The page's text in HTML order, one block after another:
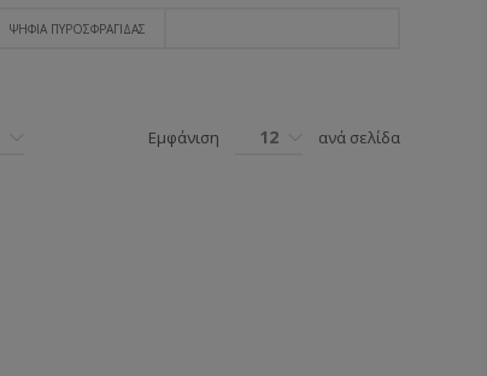
ΨΗΦΊΑ ΠΥΡΟΣΦΡΑΓΊΔΑΣ
Εμφάνιση 12 ανά σελίδα